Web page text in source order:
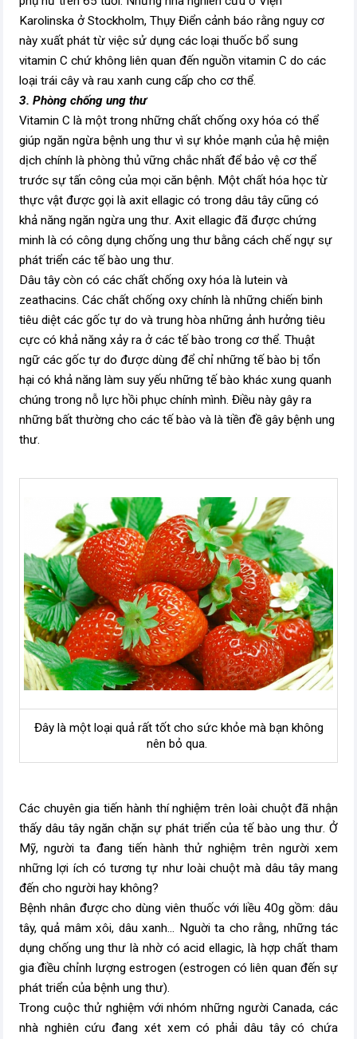
Karolinska ở Stockholm, Thụy Điển cảnh báo rằng nguy cơ
này xuất phát từ việc sử dụng các loại thuốc bổ sung
vitamin C chứ không liên quan đến nguồn vitamin C do các
loại trái cây và rau xanh cung cấp cho cơ thể.
3. Phòng chống ung thư
Vitamin C là một trong những chất chống oxy hóa có thể
giúp ngăn ngừa bệnh ung thư vì sự khỏe mạnh của hệ miện
dịch chính là phòng thủ vững chắc nhất để bảo vệ cơ thể
trước sự tấn công của mọi căn bệnh. Một chất hóa học từ
thực vật được gọi là axit ellagic có trong dâu tây cũng có
khả năng ngăn ngừa ung thư. Axit ellagic đã được chứng
minh là có công dụng chống ung thư bằng cách chế ngự sự
phát triển các tế bào ung thư.
Dâu tây còn có các chất chống oxy hóa là lutein và
zeathacins. Các chất chống oxy chính là những chiến binh
tiêu diệt các gốc tự do và trung hòa những ảnh hưởng tiêu
cực có khả năng xảy ra ở các tế bào trong cơ thể. Thuật
ngữ các gốc tự do được dùng để chỉ những tế bào bị tổn
hại có khả năng làm suy yếu những tế bào khác xung quanh
chúng trong nỗ lực hồi phục chính mình. Điều này gây ra
những bất thường cho các tế bào và là tiền đề gây bệnh ung
thư.
Đây là một loại quả rất tốt cho sức khỏe mà bạn không
nên bỏ qua.
Các chuyên gia tiến hành thí nghiệm trên loài chuột đã nhận
thấy dâu tây ngăn chặn sự phát triển của tế bào ung thư. Ở
Mỹ, người ta đang tiến hành thử nghiệm trên người xem
những lợi ích có tương tự như loài chuột mà dâu tây mang
đến cho người hay không?
Bệnh nhân được cho dùng viên thuốc với liều 40g gồm: dâu
tây, quả mâm xôi, dâu xanh... Nguời ta cho rằng, những tác
dụng chống ung thư là nhờ có acid ellagic, là hợp chất tham
gia điều chỉnh lượng estrogen (estrogen có liên quan đến sự
phát triển của bệnh ung thư).
Trong cuộc thử nghiệm với nhóm những người Canada, các
nhà nghiên cứu đang xét xem có phải dâu tây có chứa